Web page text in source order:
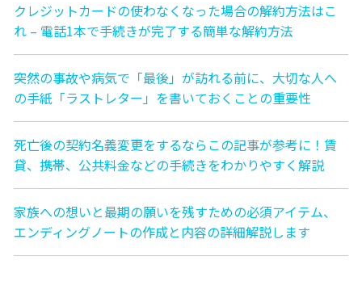
クレジットカードの使わなくなった場合の解約方法はこ
れ – 電話1本で手続きが完了する簡単な解約方法
突然の事故や病気で「最後」が訪れる前に、大切な人へ
の手紙「ラストレター」を書いておくことの重要性
死亡後の契約名義変更をするならこの記事が参考に！賃
貸、携帯、公共料金などの手続きをわかりやすく解説
家族への想いと最期の願いを残すための必須アイテム、
エンディングノートの作成と内容の詳細解説します